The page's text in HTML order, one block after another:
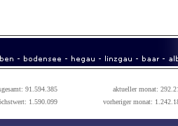
91.594.385
aktueller monat:
1.590.099
vorheriger monat: